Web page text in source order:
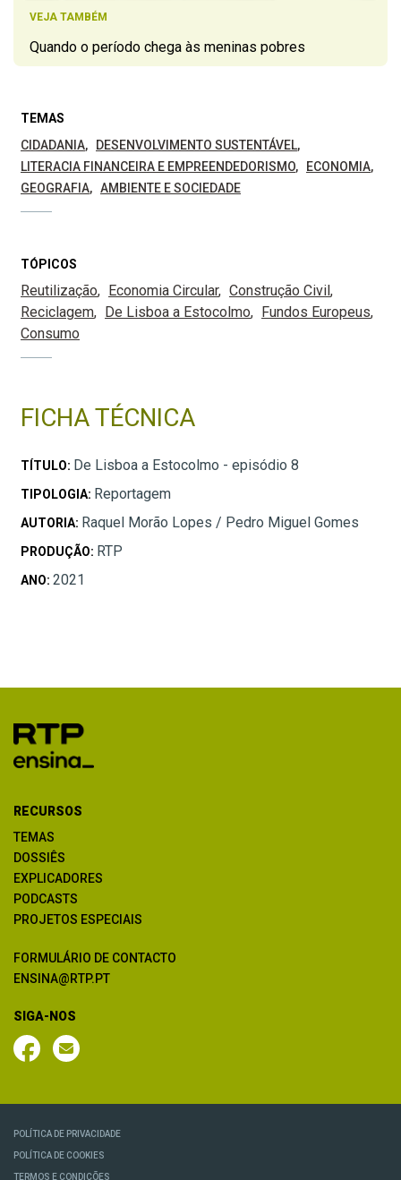
VEJA TAMBÉM
Quando o período chega às meninas pobres
TEMAS
CIDADANIA
DESENVOLVIMENTO SUSTENTÁVEL
LITERACIA FINANCEIRA E EMPREENDEDORISMO
ECONOMIA
GEOGRAFIA
AMBIENTE E SOCIEDADE
TÓPICOS
Reutilização Economia Circular
Construção Civil
Reciclagem
De Lisboa a Estocolmo
Fundos Europeus
Consumo
FICHA TÉCNICA
TÍTULO: De Lisboa a Estocolmo - episódio 8
TIPOLOGIA: Reportagem
AUTORIA: Raquel Morão Lopes / Pedro Miguel Gomes
PRODUÇÃO: RTP
ANO: 2021
RECURSOS
TEMAS
DOSSIÊS
EXPLICADORES
PODCASTS
PROJETOS ESPECIAIS
FORMULÁRIO DE CONTACTO
ENSINA@RTP.PT
SIGA-NOS
POLÍTICA DE PRIVACIDADE
POLÍTICA DE COOKIES
TERMOS E CONDIÇÕES